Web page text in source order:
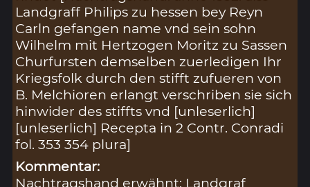
Landgraff Philips zu hessen bey Reyn
Carln gefangen name vnd sein sohn
Wilhelm mit Hertzogen Moritz zu Sassen
Churfursten demselben zuerledigen Ihr
Kriegsfolk durch den stifft zufueren von
B. Melchioren erlangt verschriben sie sich
hinwider des stiffts vnd [unleserlich]
[unleserlich] Recepta in 2 Contr. Conradi
fol. 353 354 plura]
Kommentar:
Nachtragshand erwähnt: Landgraf